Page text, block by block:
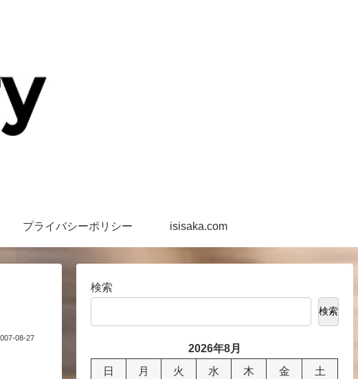
プライバシーポリシー isisaka.com
08-27
検索
検索
2026年8月
日
月 火 水 木 金
土